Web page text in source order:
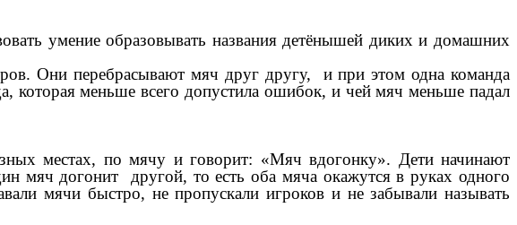
умение образовывать названия детёнышей диких и домашних
Они перебрасывают мяч друг другу, и при этом одна команда
меньше всего допустила ошибок, и чей мяч меньше падал
местах, по мячу и говорит: «Мяч вдогонку». Дети начинают
мяч догонит другой, то есть оба мяча окажутся в руках одного
мячи быстро, не пропускали игроков и не забывали называть